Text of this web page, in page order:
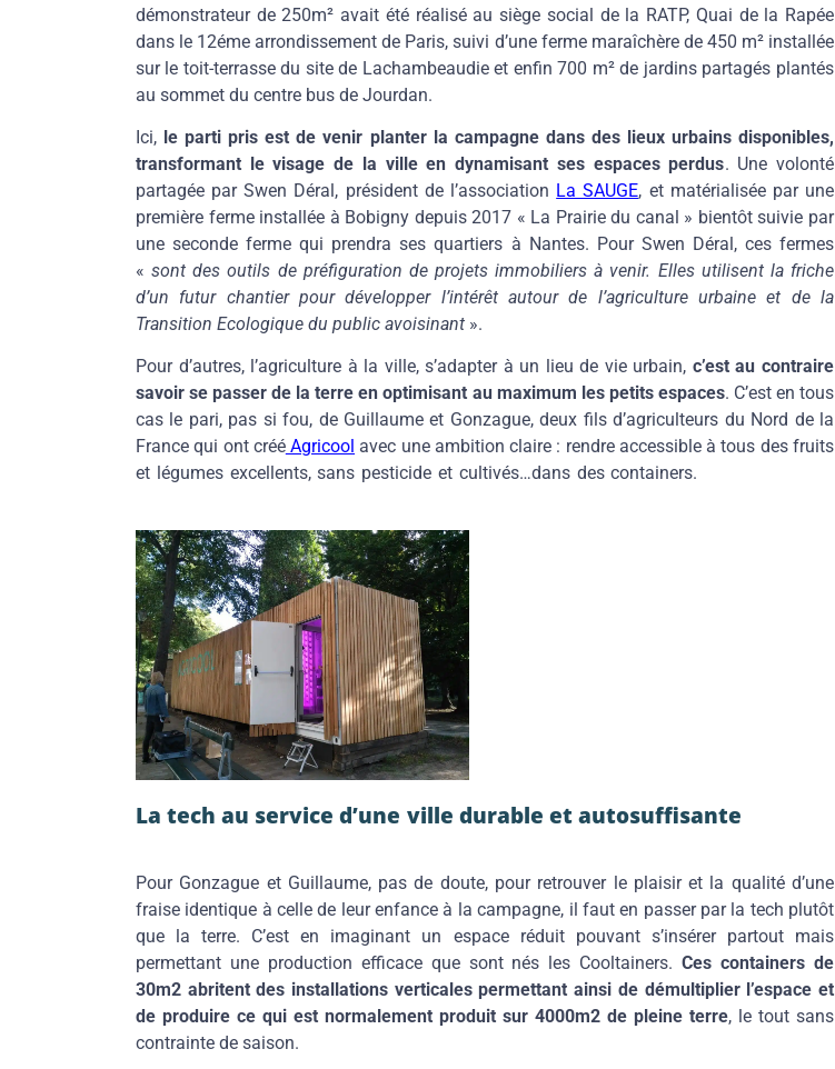
démonstrateur de 250m² avait été réalisé au siège social de la RATP, Quai de la Rapée
dans le 12éme arrondissement de Paris, suivi d’une ferme maraîchère de 450 m² installée
sur le toit-terrasse du site de Lachambeaudie et enfin 700 m² de jardins partagés plantés
au sommet du centre bus de Jourdan.
Ici, le parti pris est de venir planter la campagne dans des lieux urbains disponibles,
transformant le visage de la ville en dynamisant ses espaces perdus. Une volonté
partagée par Swen Déral, président de l’association La SAUGE, et matérialisée par une
première ferme installée à Bobigny depuis 2017 « La Prairie du canal » bientôt suivie par
une seconde ferme qui prendra ses quartiers à Nantes. Pour Swen Déral, ces fermes
«sont des outils de préfiguration de projets immobiliers à venir. Elles utilisent la friche
d’un futur chantier pour développer l’intérêt autour de l’agriculture urbaine et de la
Transition Ecologique du public avoisinant ».
Pour d’autres, l’agriculture à la ville, s’adapter à un lieu de vie urbain, c’est au contraire
savoir se passer de la terre en optimisant au maximum les petits espaces. C’est en tous
cas le pari, pas si fou, de Guillaume et Gonzague, deux fils d’agriculteurs du Nord de la
France qui ont crééAgricool avec une ambition claire : rendre accessible à tous des fruits
et légumes excellents, sans pesticide et cultivés…dans des containers.
La tech au service d’une ville durable et autosuffisante
Pour Gonzague et Guillaume, pas de doute, pour retrouver le plaisir et la qualité d’une
fraise identique à celle de leur enfance à la campagne, il faut en passer par la tech plutôt
que la terre. C’est en imaginant un espace réduit pouvant s’insérer partout mais
permettant une production efficace que sont nés les Cooltainers.Ces containers de
30m2 abritent des installations verticales permettant ainsi de démultiplier l’espace et
de produire ce qui est normalement produit sur 4000m2 de pleine terre, le tout sans
contrainte de saison.